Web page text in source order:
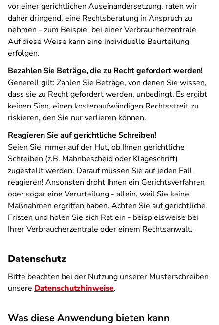
vor einer gerichtlichen Auseinandersetzung, raten wir
daher dringend, eine Rechtsberatung in Anspruch zu
nehmen - zum Beispiel bei einer Verbraucherzentrale.
Auf diese Weise kann eine individuelle Beurteilung
erfolgen.
Bezahlen Sie Beträge, die zu Recht gefordert werden!
Generell gilt: Zahlen Sie Beträge, von denen Sie wissen,
dass sie zu Recht gefordert werden, unbedingt. Es ergibt
keinen Sinn, einen kostenaufwändigen Rechtsstreit zu
riskieren, den Sie nur verlieren können.
Reagieren Sie auf gerichtliche Schreiben!
Seien Sie immer auf der Hut, ob Ihnen gerichtliche
Schreiben (z.B. Mahnbescheid oder Klageschrift)
zugestellt werden. Darauf müssen Sie auf jeden Fall
reagieren! Ansonsten droht Ihnen ein Gerichtsverfahren
oder sogar eine Verurteilung - allein, weil Sie keine
Maßnahmen ergriffen haben. Achten Sie auf gerichtliche
Fristen und holen Sie sich Rat ein - beispielsweise bei
Ihrer Verbraucherzentrale oder einem Rechtsanwalt.
Datenschutz
Bitte beachten bei der Nutzung unserer Musterschreiben
unsere Datenschutzhinweise.
Was diese Anwendung bieten kann